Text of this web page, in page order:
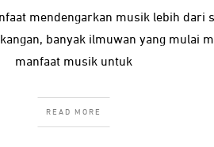
mendengarkan musik lebih dari
banyak ilmuwan yang mulai
manfaat musik untuk
READ MORE